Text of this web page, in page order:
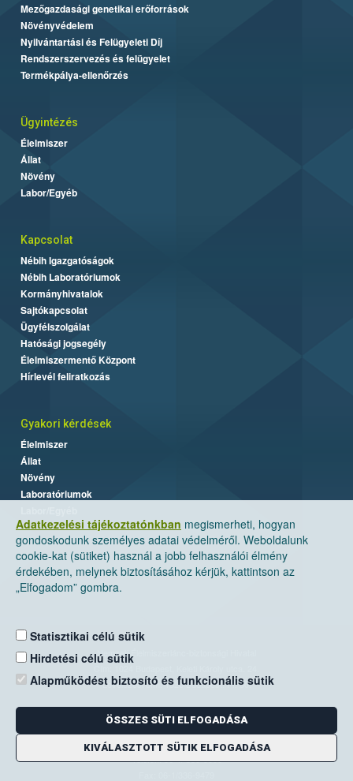
Adatkezelési tájékoztatónkban megismerheti, hogyan
gondoskodunk személyes adatai védelméről. Weboldalunk
cookie-kat (sütiket) használ a jobb felhasználói élmény
érdekében, melynek biztosításához kérjük, kattintson az
„Elfogadom” gombra.
Statisztikai célú sütik
Hirdetési célú sütik
Alapműködést biztosító és funkcionális sütik
ÖSSZES SÜTI ELFOGADÁSA
KIVÁLASZTOTT SÜTIK ELFOGADÁSA
Mezőgazdasági genetikai erőforrások
Növényvédelem
Nyilvántartási és Felügyeleti Díj
Rendszerszervezés és felügyelet
Termékpálya-ellenőrzés
Ügyintézés
Élelmiszer
Állat
Növény
Labor/Egyéb
Kapcsolat
Nébih Igazgatóságok
Nébih Laboratóriumok
Kormányhivatalok
Sajtókapcsolat
Ügyfélszolgálat
Hatósági jogsegély
Élelmiszermentő Központ
Hírlevél feliratkozás
Gyakori kérdések
Élelmiszer
Állat
Növény
Laboratóriumok
Nemzeti Élelmiszerlánc-biztonsági Hivatal
Levelezési cím: 1525 Budapest. Pf. 30.
E-mail:ugyfelszolgalat@nebih.gov.hu
Zöld szám: 06-80/263-244
Telefon: 06-1/ 336-9000